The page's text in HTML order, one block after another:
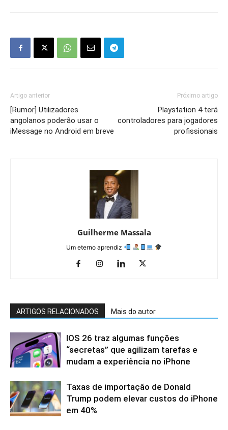
Artigo anterior
[Rumor] Utilizadores
angolanos poderão usar o
iMessage no Android em breve
Próximo artigo
Playstation 4 terá
controladores para jogadores
profissionais
Guilherme Massala
Um eterno aprendiz
ARTIGOS RELACIONADOS Mais do autor
IOS 26 traz algumas funções
“secretas” que agilizam tarefas e
mudam a experiência no iPhone
Taxas de importação de Donald
Trump podem elevar custos do iPhone
em 40%